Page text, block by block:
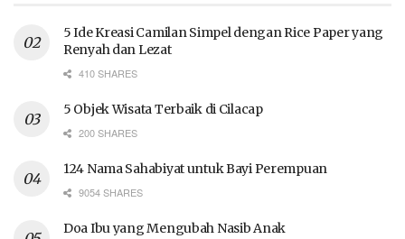
5 Ide Kreasi Camilan Simpel dengan Rice Paper yang
Renyah dan Lezat
410 SHARES
5 Objek Wisata Terbaik di Cilacap
200 SHARES
124 Nama Sahabiyat untuk Bayi Perempuan
9054 SHARES
Doa Ibu yang Mengubah Nasib Anak